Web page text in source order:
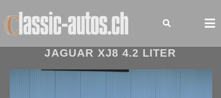
content
JAGUAR XJ8 4.2 LITER